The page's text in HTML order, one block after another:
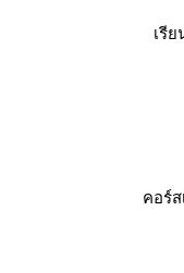
เรี
คอร์